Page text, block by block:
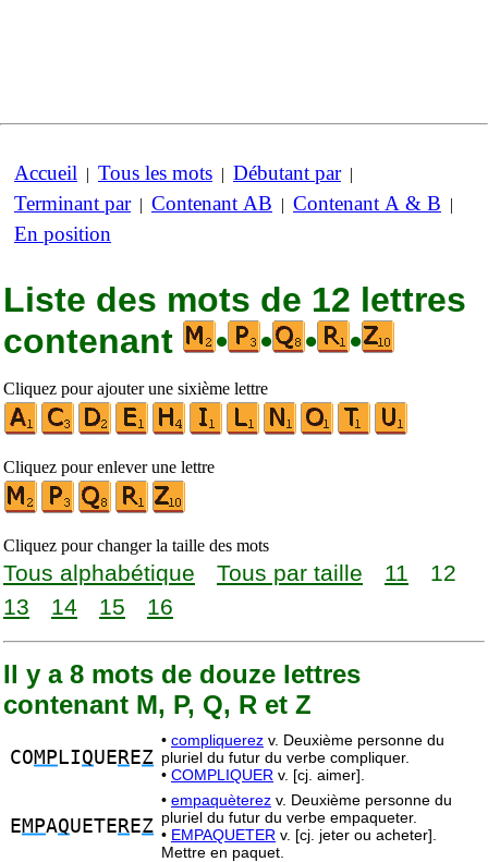
Accueil | Tous les mots | Débutant par|
Terminant par| Contenant AB | Contenant A & B |
En position
Liste des mots de 12 lettres
contenant
• • • •
Cliquez pour ajouter une sixième lettre
Cliquez pour enlever une lettre
Cliquez pour changer la taille des mots
Tous alphabétique Tous par taille 11
12
13
14 15 16
Il y a 8 mots de douze lettres
contenant M, P, Q, R et Z
COMP LIQUE REZ
• compliquerez v. Deuxième personne du
pluriel du futur du verbe compliquer.
• COMPLIQUER v. [cj. aimer].
EMPAQUETE REZ
• empaquèterez v. Deuxième personne du
pluriel du futur du verbe empaqueter.
• EMPAQUETER v. [cj. jeter ou acheter].
Mettre en paquet.